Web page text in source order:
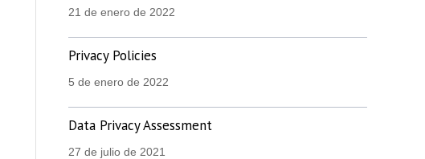
21 de enero de 2022
Privacy Policies
5 de enero de 2022
Data Privacy Assessment
27 de julio de 2021